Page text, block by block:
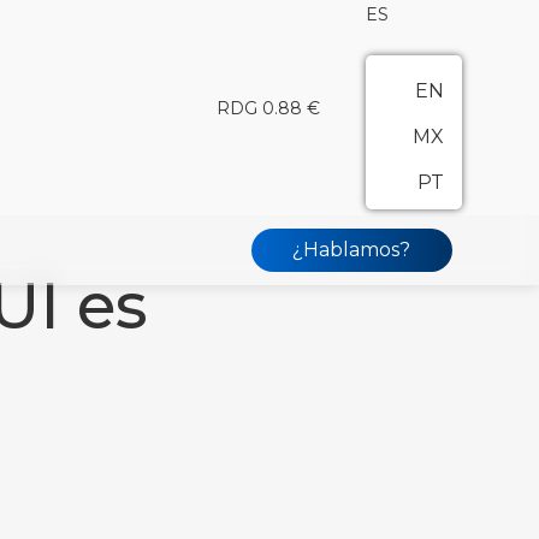
RDG 0.88 €
ES
EN
MX
PT
¿Hablamos?
es